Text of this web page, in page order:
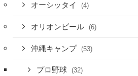
オーシッタイ (4)
オリオンビール (6)
沖縄キャンプ (53)
プロ野球 (32)